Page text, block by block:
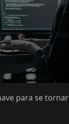
para se